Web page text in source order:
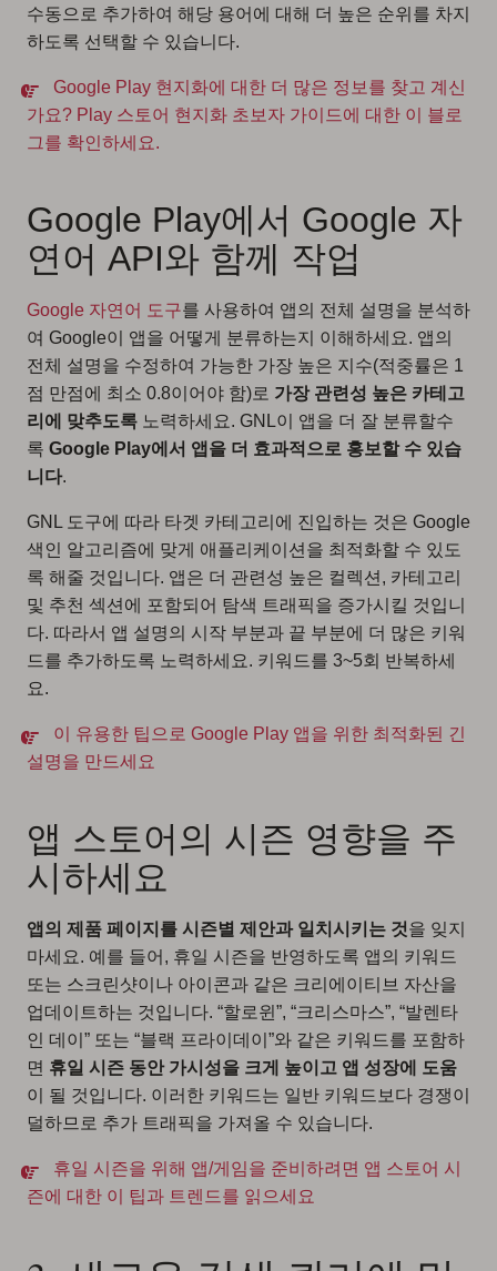
수동으로 추가하여 해당 용어에 대해 더 높은 순위를 차지
하도록 선택할 수 있습니다.
Google Play 현지화에 대한 더 많은 정보를 찾고 계신
가요? Play 스토어 현지화 초보자 가이드에 대한 이 블로
그를 확인하세요.
Google Play에서 Google 자
연어 API와 함께 작업
Google 자연어 도구를 사용하여 앱의 전체 설명을 분석하
여 Google이 앱을 어떻게 분류하는지 이해하세요. 앱의
전체 설명을 수정하여 가능한 가장 높은 지수(적중률은 1
점 만점에 최소 0.8이어야 함)로 가장 관련성 높은 카테고
리에 맞추도록 노력하세요. GNL이 앱을 더 잘 분류할수
록 Google Play에서 앱을 더 효과적으로 홍보할 수 있습
니다.
GNL 도구에 따라 타겟 카테고리에 진입하는 것은 Google
색인 알고리즘에 맞게 애플리케이션을 최적화할 수 있도
록 해줄 것입니다. 앱은 더 관련성 높은 컬렉션, 카테고리
및 추천 섹션에 포함되어 탐색 트래픽을 증가시킬 것입니
다. 따라서 앱 설명의 시작 부분과 끝 부분에 더 많은 키워
드를 추가하도록 노력하세요. 키워드를 3~5회 반복하세
요.
이 유용한 팁으로 Google Play 앱을 위한 최적화된 긴
설명을 만드세요
앱 스토어의 시즌 영향을 주
시하세요
앱의 제품 페이지를 시즌별 제안과 일치시키는 것을 잊지
마세요. 예를 들어, 휴일 시즌을 반영하도록 앱의 키워드
또는 스크린샷이나 아이콘과 같은 크리에이티브 자산을
업데이트하는 것입니다. “할로윈”, “크리스마스”, “발렌타
인 데이” 또는 “블랙 프라이데이”와 같은 키워드를 포함하
면 휴일 시즌 동안 가시성을 크게 높이고 앱 성장에 도움
이 될 것입니다. 이러한 키워드는 일반 키워드보다 경쟁이
덜하므로 추가 트래픽을 가져올 수 있습니다.
휴일 시즌을 위해 앱/게임을 준비하려면 앱 스토어 시
즌에 대한 이 팁과 트렌드를 읽으세요